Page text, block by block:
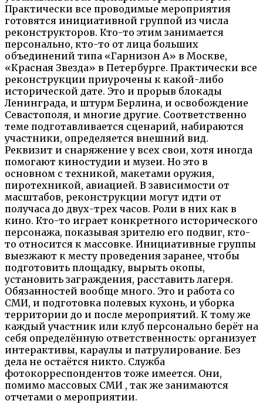
Практически все проводимые мероприятия
готовятся инициативной группой из числа
реконструкторов. Кто-то этим занимается
персонально, кто-то от лица больших
объединений типа «Гарнизон А» в Москве,
«Красная Звезда» в Петербурге. Практически все
реконструкции приурочены к какой-либо
исторической дате. Это и прорыв блокады
Ленинграда, и штурм Берлина, и освобождение
Севастополя, и многие другие. Соответственно
теме подготавливается сценарий, набираются
участники, определяется внешний вид.
Реквизит и снаряжение у всех свои, хотя иногда
помогают киностудии и музеи. Но это в
основном с техникой, макетами оружия,
пиротехникой, авиацией. В зависимости от
масштабов, реконструкции могут идти от
получаса до двух-трех часов. Роли в них как в
кино. Кто-то играет конкретного исторического
персонажа, показывая зрителю его подвиг, кто-
то относится к массовке. Инициативные группы
выезжают к месту проведения заранее, чтобы
подготовить площадку, вырыть окопы,
установить заграждения, расставить лагеря.
Обязанностей вообще много. Это и работа со
СМИ, и подготовка полевых кухонь, и уборка
территории до и после мероприятий. К тому же
каждый участник или клуб персонально берёт на
себя определённую ответственность: организует
интерактивы, караулы и патрулирование. Без
дела не остаётся никто. Служба
фотокорреспондентов тоже имеется. Они,
помимо массовых СМИ , так же занимаются
отчетами о мероприятии.